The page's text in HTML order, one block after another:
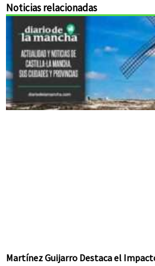
Noticias relacionadas
Martínez Guijarro Destaca el